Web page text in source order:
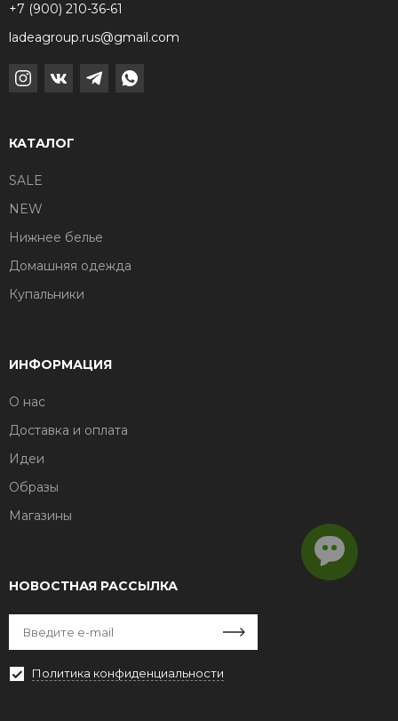
+7 (900) 210-36-61
ladeagroup.rus@gmail.com
КАТАЛОГ
SALE
NEW
Нижнее белье
Домашняя одежда
Купальники
ИНФОРМАЦИЯ
О нас
Доставка и оплата
Идеи
Образы
Магазины
НОВОСТНАЯ РАССЫЛКА
Политика конфиденциальности